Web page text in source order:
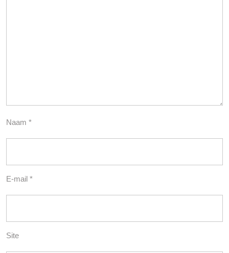
Naam *
E-mail *
Site